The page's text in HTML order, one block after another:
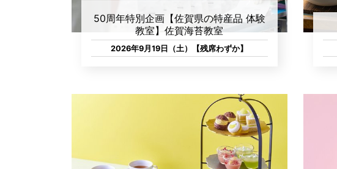
50周年特別企画【佐賀県の特産品 体験
教室】佐賀海苔教室
2026年9月19日（土）【残席わずか】